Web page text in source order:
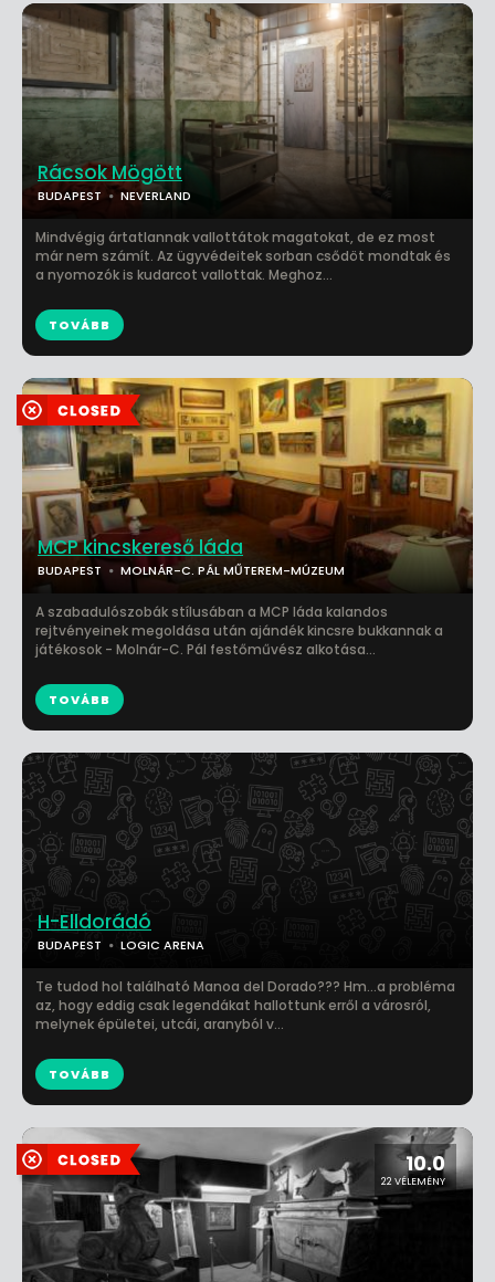
Rácsok Mögött
BUDAPEST NEVERLAND
Mindvégig ártatlannak vallottátok magatokat, de ez most
már nem számít. Az ügyvédeitek sorban csődöt mondtak és
a nyomozók is kudarcot vallottak. Meghoz...
TOVÁBB
MCP kincskereső láda
BUDAPEST MOLNÁR-C. PÁL MŰTEREM-MÚZEUM
A szabadulószobák stílusában a MCP láda kalandos
rejtvényeinek megoldása után ajándék kincsre bukkannak a
játékosok - Molnár-C. Pál festőművész alkotása...
TOVÁBB
H-Elldorádó
BUDAPEST LOGIC ARENA
Te tudod hol található Manoa del Dorado??? Hm…a probléma
az, hogy eddig csak legendákat hallottunk erről a városról,
melynek épületei, utcái, aranyból v...
TOVÁBB
10.0
22 VÉLEMÉNY